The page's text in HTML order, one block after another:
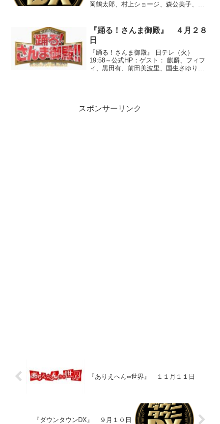
岡鶴太郎、村上ショージ、森公美子、武
メ 買ってみて！行ってみて！カタロ
グ』※ゲストの...
『踊る！さんま御殿』 ４月２８
日
『踊る！さんま御殿』 日テレ（火）
19:58～公式HP：ゲスト： 麒麟、フィフ
ィ、黒田有、前田美波里、国生さゆり、
スポンサーリンク
『ありえへん∞世界』 １１月１１日
『ダウンタウンDX』 ９月１０日